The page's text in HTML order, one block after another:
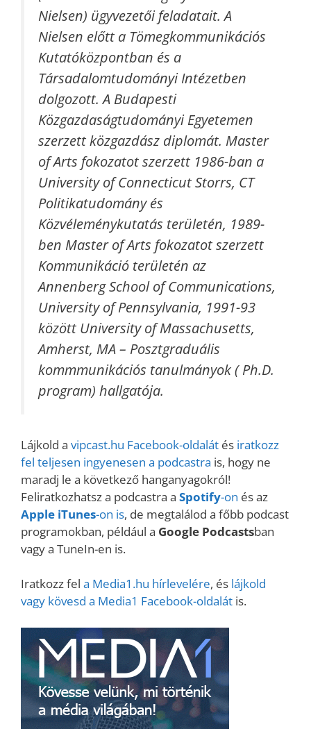
Nielsen) ügyvezetői feladatait. A
Nielsen előtt a Tömegkommunikációs
Kutatóközpontban és a
Társadalomtudományi Intézetben
dolgozott. A Budapesti
Közgazdaságtudományi Egyetemen
szerzett közgazdász diplomát. Master
of Arts fokozatot szerzett 1986-ban a
University of Connecticut Storrs, CT
Politikatudomány és
Közvéleménykutatás területén, 1989-
ben Master of Arts fokozatot szerzett
Kommunikáció területén az
Annenberg School of Communications,
University of Pennsylvania, 1991-93
között University of Massachusetts,
Amherst, MA – Posztgraduális
kommmunikációs tanulmányok ( Ph.D.
program) hallgatója.
Lájkold a vipcast.hu Facebook-oldalát és iratkozz
fel teljesen ingyenesen a podcastra is, hogy ne
maradj le a következő hanganyagokról!
Feliratkozhatsz a podcastra a Spotify-on és az
Apple iTunes-on is, de megtalálod a főbb podcast
programokban, például a Google Podcastsban
vagy a TuneIn-en is.
Iratkozz fel a Media1.hu hírlevelére, és lájkold
vagy kövesd a Media1 Facebook-oldalát is.